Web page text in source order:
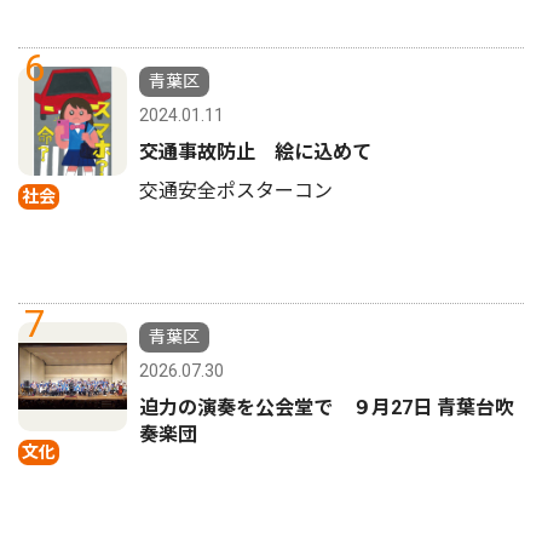
6
社会
青葉区
2024.01.11
交通事故防止 絵に込めて
交通安全ポスターコン
7
文化
青葉区
2026.07.30
迫力の演奏を公会堂で ９月27日 青葉台吹
奏楽団